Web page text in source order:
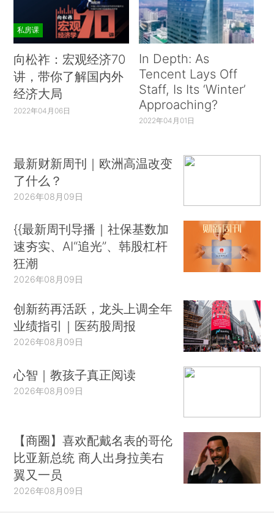
私房课
向松祚：宏观经济70
讲，带你了解国内外
经济大局
2022年04月06日
In Depth: As
Tencent Lays Off
Staff, Is Its ‘Winter’
Approaching?
2022年04月01日
最新财新周刊｜欧洲高温改变
了什么？
2026年08月09日
{{最新周刊导播｜社保基数加
速夯实、AI“追光”、韩股杠杆
狂潮
2026年08月09日
创新药再活跃，龙头上调全年
业绩指引｜医药股周报
2026年08月09日
心智｜教孩子真正阅读
2026年08月09日
【商圈】喜欢配戴名表的哥伦
比亚新总统 商人出身拉美右
翼又一员
2026年08月09日